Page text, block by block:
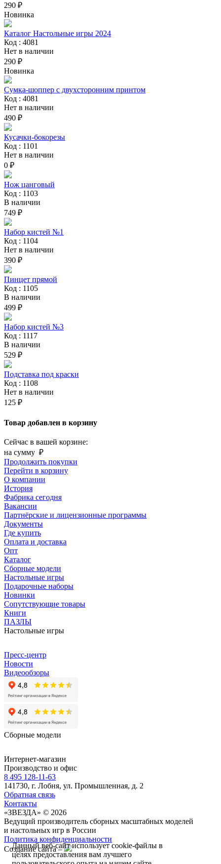
290 ₽
Новинка
Каталог Настольные игры 2024
Код : 4081
Нет в наличии
290 ₽
Новинка
Сумка-шоппер с двухсторонним принтом
Код : 4081
Нет в наличии
490 ₽
Кусачки-бокорезы
Код : 1101
Нет в наличии
0 ₽
Нож цанговый
Код : 1103
В наличии
749 ₽
Набор кистей №1
Код : 1104
Нет в наличии
390 ₽
Пинцет прямой
Код : 1105
В наличии
499 ₽
Набор кистей №3
Код : 1117
В наличии
529 ₽
Подставка под краски
Код : 1108
Нет в наличии
125 ₽
Товар добавлен в корзину
Сейчас в вашей корзине:
на сумму ₽
Продолжить покупки
Перейти в корзину
О компании
История
Фабрика сегодня
Вакансии
Партнёрские и лицензионные программы
Документы
Где купить
Оплата и доставка
Опт
Каталог
Сборные модели
Настольные игры
Подарочные наборы
Новинки
Сопутствующие товары
Книги
ПАЗЛЫ
Настольные игры
Пресс-центр
Новости
Видеообзоры
Сборные модели
Интернет-магазин
Производство и офис
8 495 128-11-63
141730, г. Лобня, ул. Промышленная, д. 2
Обратная связь
Контакты
«ЗВЕЗДА» © 2026
Ведущий производитель сборных масштабных моделей
и настольных игр в России
Политика конфиденциальности
Создание сайта –
Данный веб-сайт использует cookie-файлы в
целях предоставления вам лучшего